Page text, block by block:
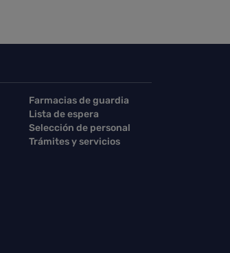
Farmacias de guardia
Lista de espera
Selección de personal
Trámites y servicios